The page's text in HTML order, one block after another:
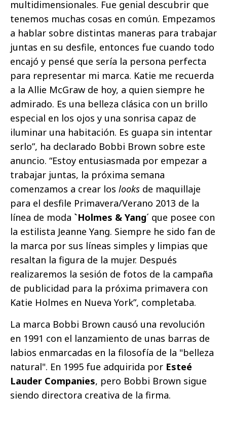
multidimensionales. Fue genial descubrir que
tenemos muchas cosas en común. Empezamos
a hablar sobre distintas maneras para trabajar
juntas en su desfile, entonces fue cuando todo
encajó y pensé que sería la persona perfecta
para representar mi marca. Katie me recuerda
a la Allie McGraw de hoy, a quien siempre he
admirado. Es una belleza clásica con un brillo
especial en los ojos y una sonrisa capaz de
iluminar una habitación. Es guapa sin intentar
serlo”, ha declarado Bobbi Brown sobre este
anuncio. “Estoy entusiasmada por empezar a
trabajar juntas, la próxima semana
comenzamos a crear los looks de maquillaje
para el desfile Primavera/Verano 2013 de la
línea de moda `Holmes & Yang´ que posee con
la estilista Jeanne Yang. Siempre he sido fan de
la marca por sus líneas simples y limpias que
resaltan la figura de la mujer. Después
realizaremos la sesión de fotos de la campaña
de publicidad para la próxima primavera con
Katie Holmes en Nueva York”, completaba.
La marca Bobbi Brown causó una revolución
en 1991 con el lanzamiento de unas barras de
labios enmarcadas en la filosofía de la "belleza
natural". En 1995 fue adquirida por Esteé
Lauder Companies, pero Bobbi Brown sigue
siendo directora creativa de la firma.